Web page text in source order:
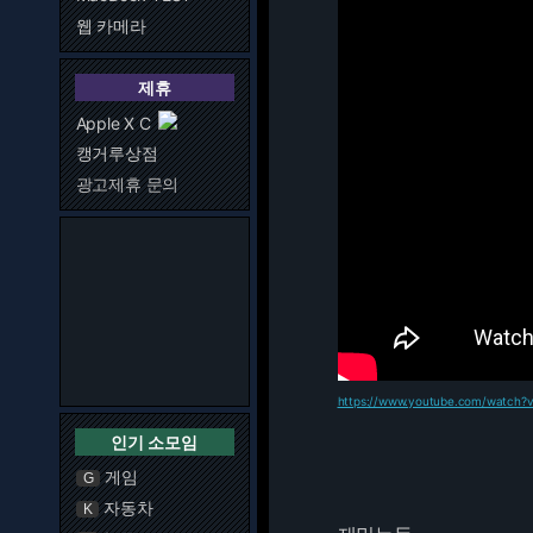
웹 카메라
제휴
Apple X C
캥거루상점
광고제휴 문의
인기 소모임
G 게임
K 자동차
https://www.youtube.com/